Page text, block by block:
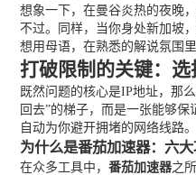
想象一下，在曼谷炎热的夜晚
不过。同样，当你身处新加坡
想用母语，在熟悉的解说氛围
打破限制的关键：
既然问题的核心是IP地址，那
回去”的梯子，而是一张能够
自动为你避开拥堵的网络线路。
为什么是番茄加速器：六
在众多工具中， 番茄加速器之